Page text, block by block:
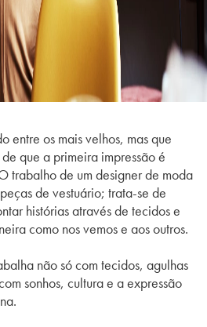
entre os mais velhos, mas que
que a primeira impressão é
trabalho de um designer de moda
de vestuário; trata-se de
histórias através de tecidos e
como nos vemos e aos outros.
não só com tecidos, agulhas
sonhos, cultura e a expressão